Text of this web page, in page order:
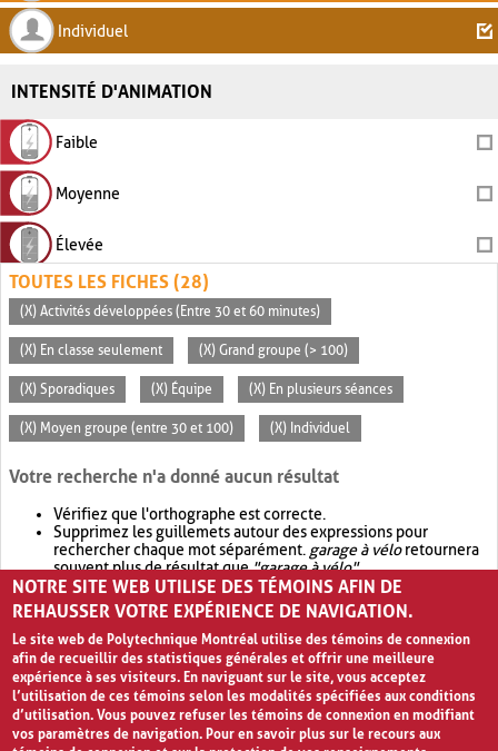
Individuel
INTENSITÉ D'ANIMATION
Faible
Moyenne
Élevée
TOUTES LES FICHES (28)
(X) Activités développées (Entre 30 et 60 minutes)
(X) En classe seulement (X) Grand groupe (> 100)
(X) Sporadiques (X) Équipe (X) En plusieurs séances
(X) Moyen groupe (entre 30 et 100) (X) Individuel
Votre recherche n'a donné aucun résultat
Vérifiez que l'orthographe est correcte.
Supprimez les guillemets autour des expressions pour
rechercher chaque mot séparément. garage à véloretournera
souvent plus de résultat que"garage à vélo".
Envisagez d'élargir votre recherche avec OR.garage OR vélo
retournera souvent plus de résultat quegarage à vélo
NOTRE SITE WEB UTILISE DES TÉMOINS AFIN DE
REHAUSSER VOTRE EXPÉRIENCE DE NAVIGATION.
Le site web de Polytechnique Montréal utilise des témoins de connexion
afin de recueillir des statistiques générales et offrir une meilleure
expérience à ses visiteurs. En naviguant sur le site, vous acceptez
l’utilisation de ces témoins selon les modalités spécifiées aux conditions
d’utilisation. Vous pouvez refuser les témoins de connexion en modifiant
vos paramètres de navigation. Pour en savoir plus sur le recours aux